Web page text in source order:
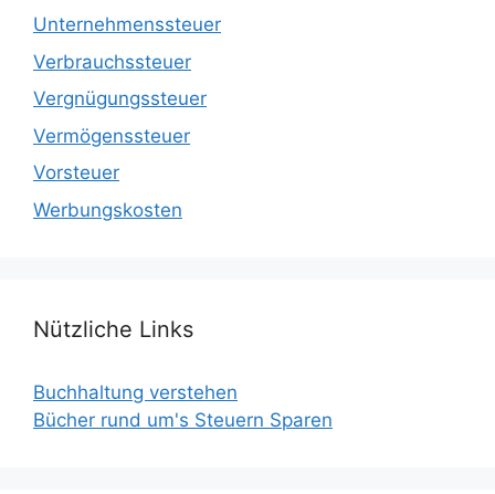
Unternehmenssteuer
Verbrauchssteuer
Vergnügungssteuer
Vermögenssteuer
Vorsteuer
Werbungskosten
Nützliche Links
Buchhaltung verstehen
Bücher rund um's Steuern Sparen